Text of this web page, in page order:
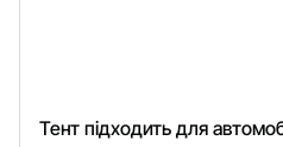
Тент підходить для